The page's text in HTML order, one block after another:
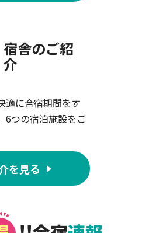
宿舎のご紹
介
適に合宿期間をす
6つの宿泊施設をご
を見る